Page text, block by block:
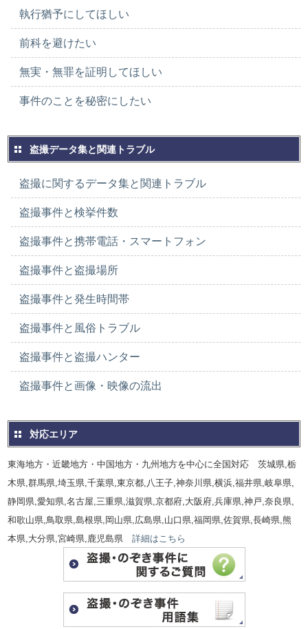
執行猶予にしてほしい
前科を避けたい
無実・無罪を証明してほしい
事件のことを秘密にしたい
盗撮データ集と関連トラブル
盗撮に関するデータ集と関連トラブル
盗撮事件と検挙件数
盗撮事件と携帯電話・スマートフォン
盗撮事件と盗撮場所
盗撮事件と発生時間帯
盗撮事件と風俗トラブル
盗撮事件と盗撮ハンター
盗撮事件と画像・映像の流出
対応エリア
東海地方・近畿地方・中国地方・九州地方を中心に全国対応 茨城県,栃
木県,群馬県,埼玉県,千葉県,東京都,八王子,神奈川県,横浜,福井県,岐阜県,
静岡県,愛知県,名古屋,三重県,滋賀県,京都府,大阪府,兵庫県,神戸,奈良県,
和歌山県,鳥取県,島根県,岡山県,広島県,山口県,福岡県,佐賀県,長崎県,熊
本県,大分県,宮崎県,鹿児島県詳細はこちら